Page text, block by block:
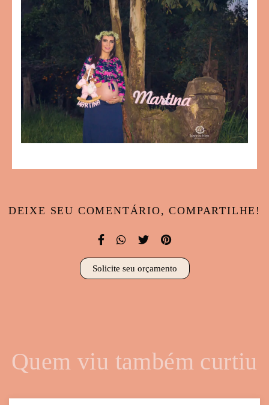
DEIXE SEU COMENTÁRIO, COMPARTILHE!
Solicite seu orçamento
Quem viu também curtiu